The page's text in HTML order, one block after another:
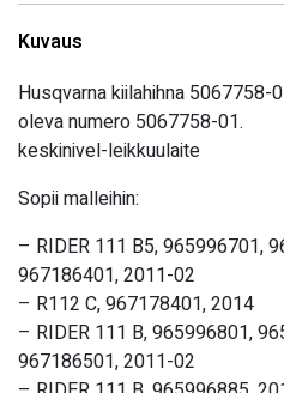
Kuvaus
Husqvarna kiilahihna 5067758-
oleva numero 5067758-01.
keskinivel-leikkuulaite
Sopii malleihin:
– RIDER 111 B5, 965996701,
967186401, 2011-02
– R112 C, 967178401, 2014
– RIDER 111 B, 965996801,
967186501, 2011-02